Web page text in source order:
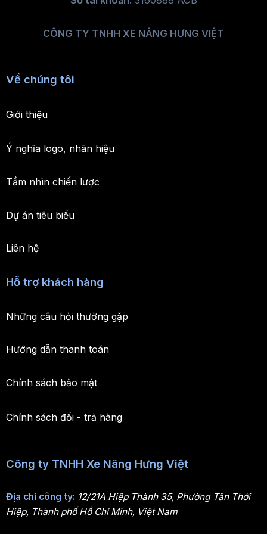
CÔNG TY TNHH XE NÂNG HƯNG VIỆT
Về chúng tôi
Giới thiệu
Ý nghĩa logo, nhãn hiệu
Tầm nhìn chiến lược
Dự án tiêu biểu
Liên hệ
Hỗ trợ khách hàng
Những câu hỏi thường gặp
Hướng dẫn thanh toán
Chính sách bảo mật
Chính sách đổi - trả hàng
Công ty TNHH Xe Nâng Hưng Việt
Địa chỉ công ty: 12/21A Hiệp Thành 35, Phường Tân Thới
Hiệp, Thành phố Hồ Chí Minh, Việt Nam